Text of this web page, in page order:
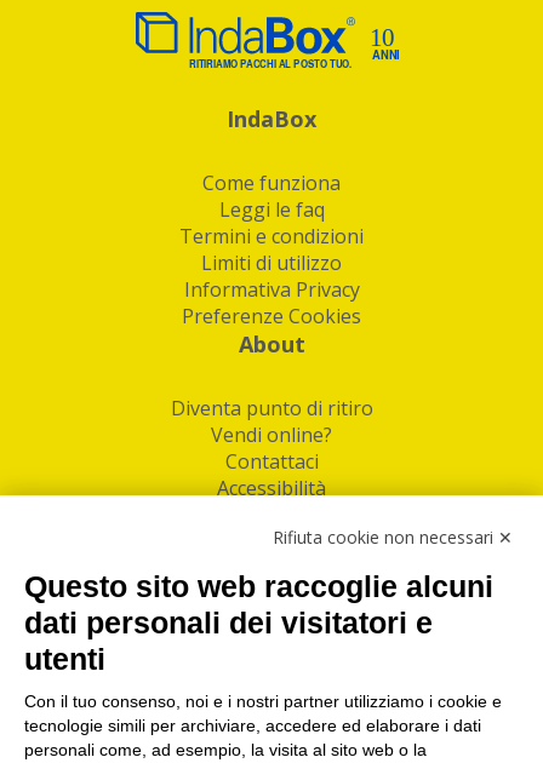
IndaBox
Come funziona
Leggi le faq
Termini e condizioni
Limiti di utilizzo
Informativa Privacy
Preferenze Cookies
About
Diventa punto di ritiro
Vendi online?
Contattaci
Accessibilità
Facebook
Linkedin
I nostri punti di ritiro e spedizione pacchi nelle
maggiori città italiane
Torino|Milano|Roma|Bologna|Firenze| Genova
Rifiuta cookie non necessari ✕
Questo sito web raccoglie alcuni
dati personali dei visitatori e
utenti
Con il tuo consenso, noi e i nostri partner utilizziamo i cookie e
tecnologie simili per archiviare, accedere ed elaborare i dati
personali come, ad esempio, la visita al sito web o la